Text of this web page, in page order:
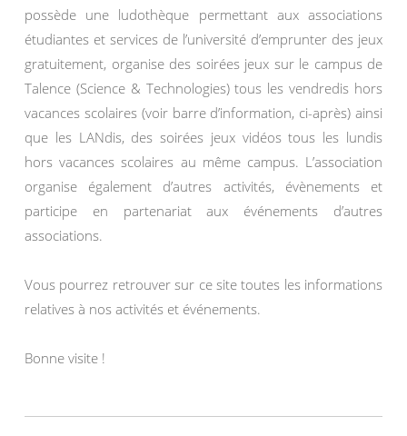
possède une ludothèque permettant aux associations
étudiantes et services de l’université d’emprunter des jeux
gratuitement, organise des soirées jeux sur le campus de
Talence (Science & Technologies) tous les vendredis hors
vacances scolaires (voir barre d’information, ci-après) ainsi
que les LANdis, des soirées jeux vidéos tous les lundis
hors vacances scolaires au même campus. L’association
organise également d’autres activités, évènements et
participe en partenariat aux événements d’autres
associations.
Vous pourrez retrouver sur ce site toutes les informations
relatives à nos activités et événements.
Bonne visite !